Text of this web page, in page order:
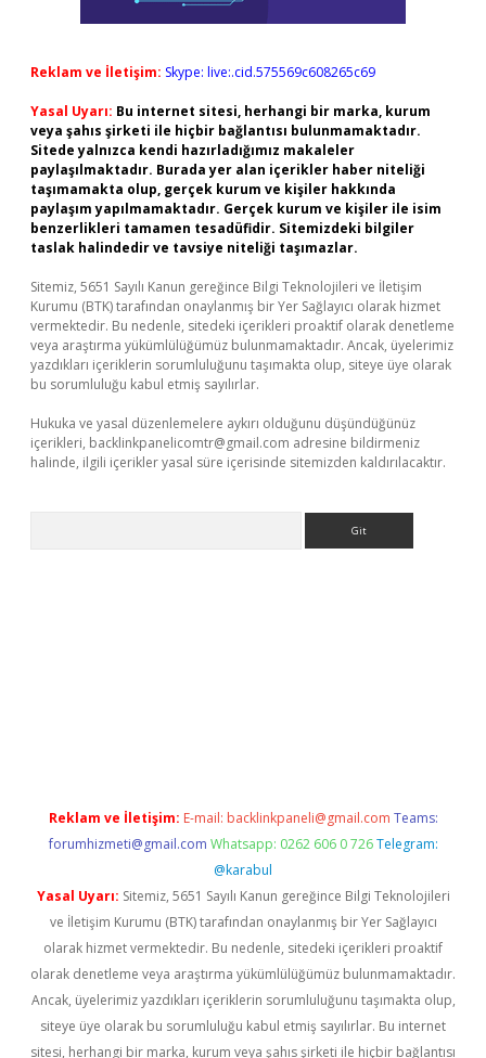
Reklam ve İletişim: Skype: live:.cid.575569c608265c69
Yasal Uyarı: Bu internet sitesi, herhangi bir marka, kurum
veya şahıs şirketi ile hiçbir bağlantısı bulunmamaktadır.
Sitede yalnızca kendi hazırladığımız makaleler
paylaşılmaktadır. Burada yer alan içerikler haber niteliği
taşımamakta olup, gerçek kurum ve kişiler hakkında
paylaşım yapılmamaktadır. Gerçek kurum ve kişiler ile isim
benzerlikleri tamamen tesadüfidir. Sitemizdeki bilgiler
taslak halindedir ve tavsiye niteliği taşımazlar.
Sitemiz, 5651 Sayılı Kanun gereğince Bilgi Teknolojileri ve İletişim
Kurumu (BTK) tarafından onaylanmış bir Yer Sağlayıcı olarak hizmet
vermektedir. Bu nedenle, sitedeki içerikleri proaktif olarak denetleme
veya araştırma yükümlülüğümüz bulunmamaktadır. Ancak, üyelerimiz
yazdıkları içeriklerin sorumluluğunu taşımakta olup, siteye üye olarak
bu sorumluluğu kabul etmiş sayılırlar.
Hukuka ve yasal düzenlemelere aykırı olduğunu düşündüğünüz
içerikleri, backlinkpanelicomtr@gmail.com adresine bildirmeniz
halinde, ilgili içerikler yasal süre içerisinde sitemizden kaldırılacaktır.
Reklam ve İletişim: E-mail: backlinkpaneli@gmail.com Teams:
forumhizmeti@gmail.com Whatsapp: 0262 606 0 726 Telegram:
@karabul
Yasal Uyarı: Sitemiz, 5651 Sayılı Kanun gereğince Bilgi Teknolojileri
ve İletişim Kurumu (BTK) tarafından onaylanmış bir Yer Sağlayıcı
olarak hizmet vermektedir. Bu nedenle, sitedeki içerikleri proaktif
olarak denetleme veya araştırma yükümlülüğümüz bulunmamaktadır.
Ancak, üyelerimiz yazdıkları içeriklerin sorumluluğunu taşımakta olup,
siteye üye olarak bu sorumluluğu kabul etmiş sayılırlar. Bu internet
sitesi, herhangi bir marka, kurum veya şahıs şirketi ile hiçbir bağlantısı